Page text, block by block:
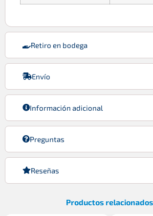
Retiro en bodega
Envío
Información adicional
Preguntas
Reseñas
Productos relacionados